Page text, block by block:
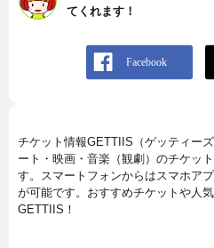
てくれます！
チケット情報GETTIIS（ゲッティー
ート・映画・音楽（観劇）のチケッ
す。スマートフォンからはスマホア
が可能です。おすすめチケットや人
GETTIIS！